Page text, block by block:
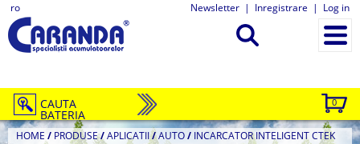
ro Newsletter | Inregistrare | Log in
0
CAUTA
BATERIA
HOME / PRODUSE/APLICATII/AUTO/ INCARCATOR INTELIGENT CTEK